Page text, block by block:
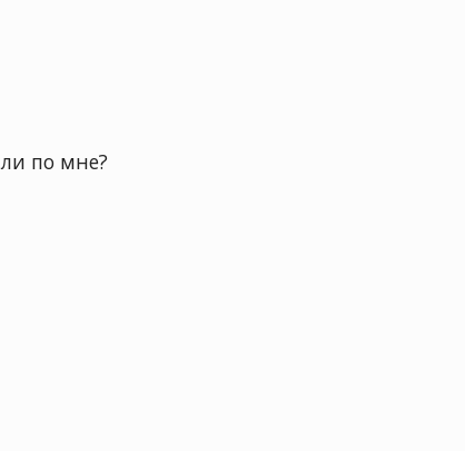
по мне?